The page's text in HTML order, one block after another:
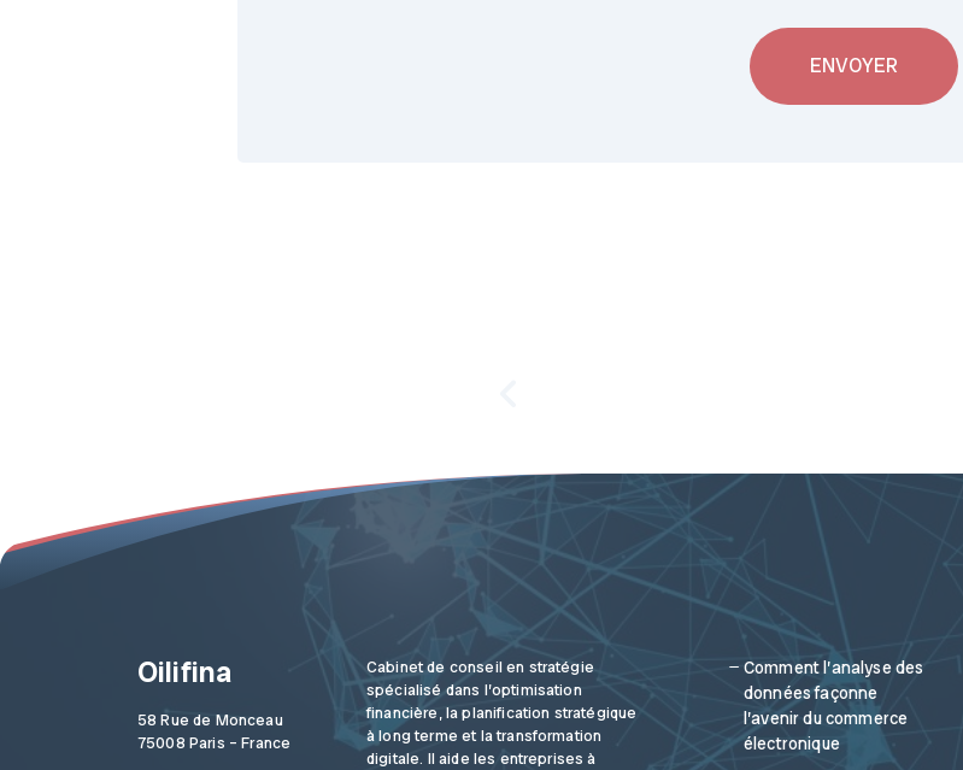
Oilifina
58 Rue de Monceau
75008 Paris – France
Cabinet de conseil en stratégie
spécialisé dans l’optimisation
financière, la planification stratégique
à long terme et la transformation
digitale. Il aide les entreprises à
Comment l’analyse des
données façonne
l’avenir du commerce
électronique